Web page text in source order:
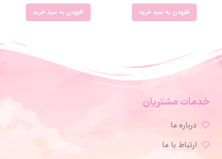
افزودن به سبد خرید افزودن به سبد خرید
خدمات مشتریان
درباره ما
ارتباط با ما